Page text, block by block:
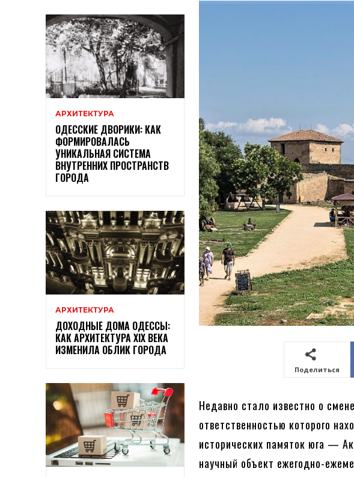
АРХИТЕКТУРА
ОДЕССКИЕ ДВОРИКИ: КАК
ФОРМИРОВАЛАСЬ
УНИКАЛЬНАЯ СИСТЕМА
ВНУТРЕННИХ ПРОСТРАНСТВ
ГОРОДА
АРХИТЕКТУРА
ДОХОДНЫЕ ДОМА ОДЕССЫ:
КАК АРХИТЕКТУРА XIX ВЕКА
ИЗМЕНИЛА ОБЛИК ГОРОДА
Поделиться
Недавно стало известно о
ответственностью которого
исторических памяток юга —
научный объект ежегодно-